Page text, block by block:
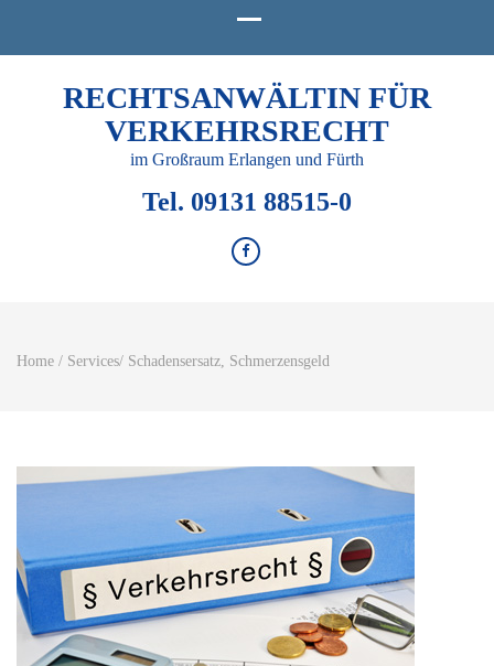
RECHTSANWÄLTIN FÜR
VERKEHRSRECHT
im Großraum Erlangen und Fürth
Tel. 09131 88515-0
Home / Services/ Schadensersatz, Schmerzensgeld